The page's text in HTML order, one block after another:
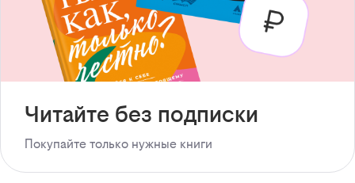
Читайте без подписки
Покупайте только нужные книги